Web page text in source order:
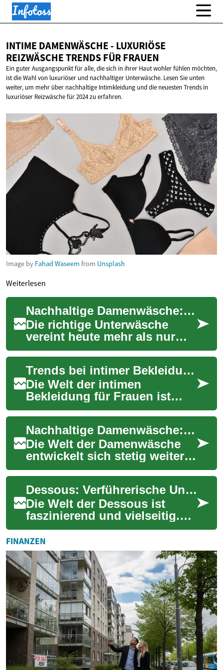
INTIME DAMENWÄSCHE - LUXURIÖSE
REIZWÄSCHE TRENDSFÜR FRAUEN
Ein guter Ausgangspunkt für alle, die sich in ihrer Haut wohler fühlen möchten,
ist die Wahl von luxuriöser und nachhaltiger Unterwäsche. Lesen Sie unten
weiter, um mehr über nachhaltige Intimkleidung und die neuesten Trends in
luxuriöser Reizwäsche für 2024 zu erfahren.
Image by Fahad Waseem from Unsplash
Weiterlesen
Nachhaltige Damenwäsche: Komfort & Umwelt im Einklang
Die richtige Unterwäsche
vereint heute mehr als nur
Optik und Bequemlichkeit:
Nachhaltige Damenwäsche
bietet hautfreu...
Trends bei intimer Bekleidung für Frauen global
Die Welt der intimen
Bekleidung für Frauen ist
einem ständigen Wandel
unterworfen, beeinflusst von
kulturellen Normen...
Nachhaltige Damenwäsche: Umweltfreundliche Optionen für bewusste Verbraucherinnen
Die Welt der Damenwäsche
entwickelt sich stetig weiter,
und ein wachsender Trend ist
die Nachfrage nach
nachhaltigen ...
Dessous: Verführerische Unterwäsche für Frauen
Die Welt der Dessous ist
faszinierend und vielseitig.
Von funktionaler Unterwäsche
bis hin zu aufregenden
Lingerie-Se...
FINANZEN